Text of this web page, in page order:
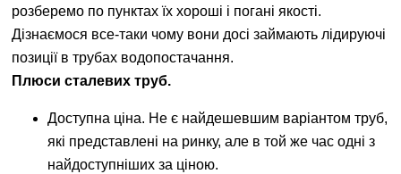
розберемо по пунктах їх хороші і погані якості.
Дізнаємося все-таки чому вони досі займають лідируючі
позиції в трубах водопостачання.
Плюси сталевих труб.
Доступна ціна. Не є найдешевшим варіантом труб,
які представлені на ринку, але в той же час одні з
найдоступніших за ціною.